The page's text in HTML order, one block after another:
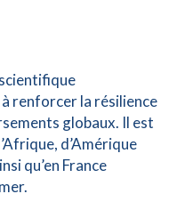
renforcer la résilience
globaux. Il est
d’Amérique
qu’en France